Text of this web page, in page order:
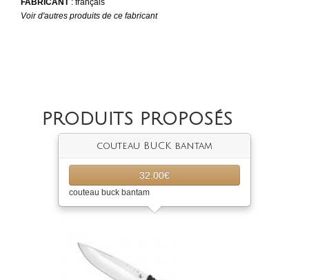
FABRICANT
: français
Voir d'autres produits de ce fabricant
PRODUITS PROPOSÉS
couteau BUCK bantam
32.00€
couteau buck bantam